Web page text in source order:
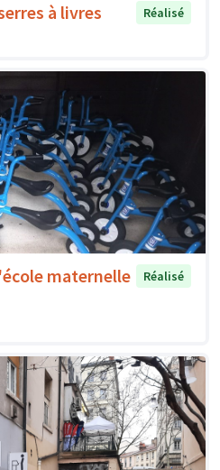
à livres
Réalisé
maternelle
Réalisé